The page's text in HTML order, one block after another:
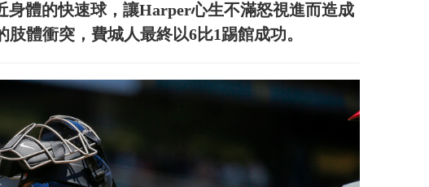
身體的快速球，讓Harper心生不滿怒視進而造成
體衝突，費城人最終以6比1踢館成功。